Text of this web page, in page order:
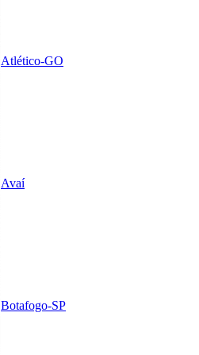
Atlético-GO
Avaí
Botafogo-SP